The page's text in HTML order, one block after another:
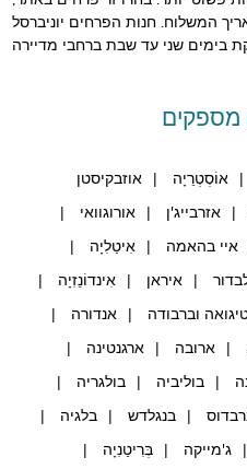
המשלוח. חנות הפרחים יוניברסל
מספקים
אוזבקיסטן אוֹסְטְרֵיָה
אורוגוואי
אזרבייג'ן
אִיטַלִיָה
איי בהאמה
אִינדוֹנֵזִיָה
איראן
אנדורה
וברבודה
ארגנטינה
ארובה
בולגריה
בוליביה
בלגיה
בנגלדש
בְּרִיטַנִיָה
ג'מייקה